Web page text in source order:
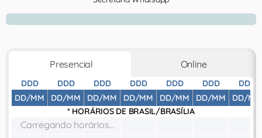
Presencial Online
DDD
DD/MM
DDD
DD/MM
DDD
DD/MM
DDD
DD/MM
DDD
DD/MM
DDD
DD/MM
DDD
DD/MM
* HORÁRIOS DE BRASIL/BRASÍLIA
Carregando horários...